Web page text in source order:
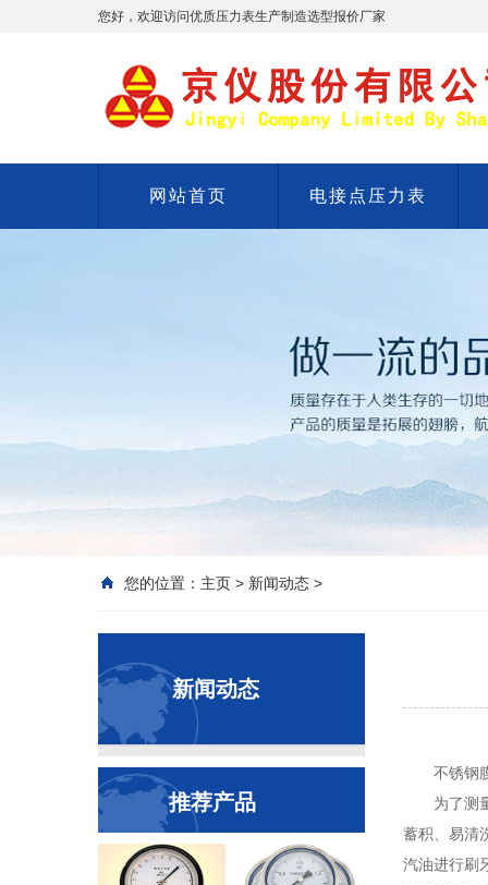
您好，欢迎访问优质压力表生产制造选型报价厂家
网站首页 电接点压力表
您的位置： 主页 > 新闻动态 >
新闻动态
推荐产品
不锈钢
为了测
蓄积、易清
汽油进行刷